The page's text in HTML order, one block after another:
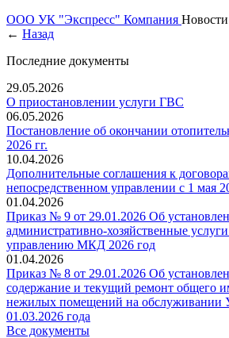
ООО УК "Экспресс" Компания Новости
← Назад
Последние документы
29.05.2026
О приостановлении услуги ГВС
06.05.2026
Постановление об окончании
2026 гг.
10.04.2026
Дополнительные соглашения к
непосредственном управлении с 1 мая
01.04.2026
Приказ № 9 от 29.01.2026 Об
административно-хозяйственные
управлению МКД 2026 год
01.04.2026
Приказ № 8 от 29.01.2026 Об
содержание и текущий ремонт общего
нежилых помещений на обслуживании
01.03.2026 года
Все документы